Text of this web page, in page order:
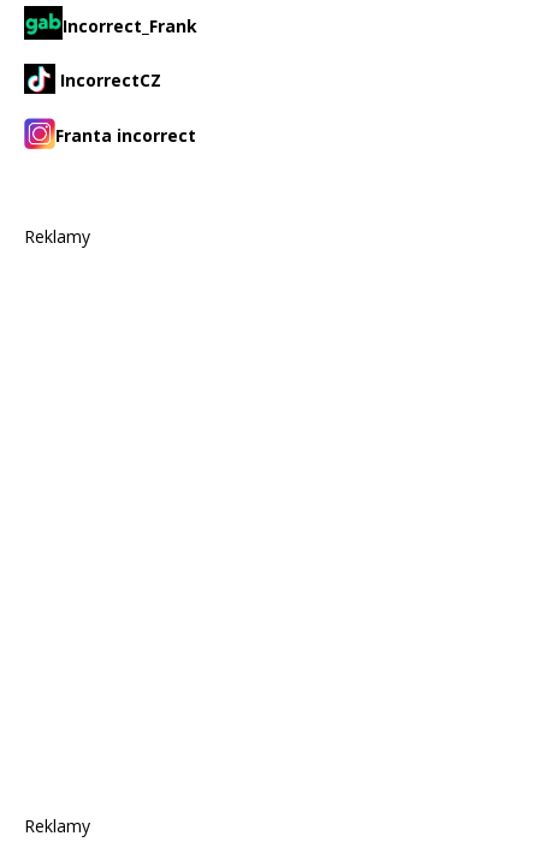
Incorrect_Frank
IncorrectCZ
Franta incorrect
Reklamy
Reklamy